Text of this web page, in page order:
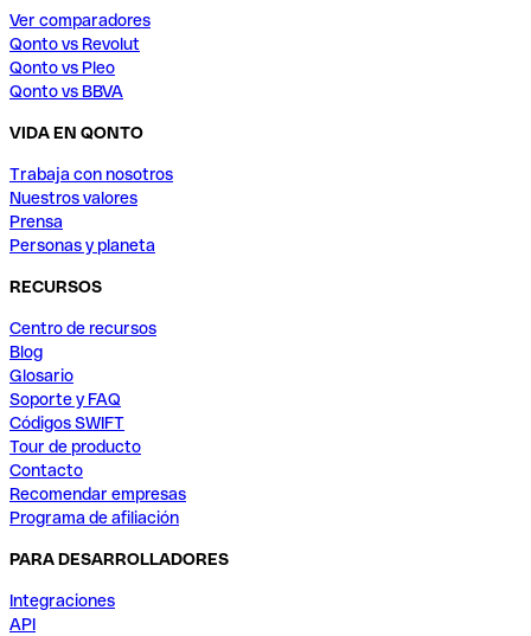
Ver comparadores
Qonto vs Revolut
Qonto vs Pleo
Qonto vs BBVA
VIDA EN QONTO
Trabaja con nosotros
Nuestros valores
Prensa
Personas y planeta
RECURSOS
Centro de recursos
Blog
Glosario
Soporte y FAQ
Códigos SWIFT
Tour de producto
Contacto
Recomendar empresas
Programa de afiliación
PARA DESARROLLADORES
Integraciones
API